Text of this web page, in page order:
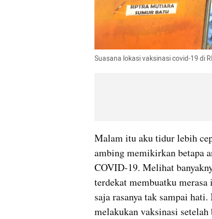
Suasana lokasi vaksinasi covid-19 di
Malam itu aku tidur lebih
ambing memikirkan betapa
COVID-19. Melihat
terdekat membuatku
saja rasanya tak sampai
melakukan vaksinasi